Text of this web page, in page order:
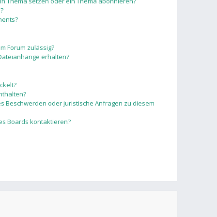
Forum zulässig?
erhalten?
Beschwerden oder juristische Anfragen zu diesem
Boards kontaktieren?